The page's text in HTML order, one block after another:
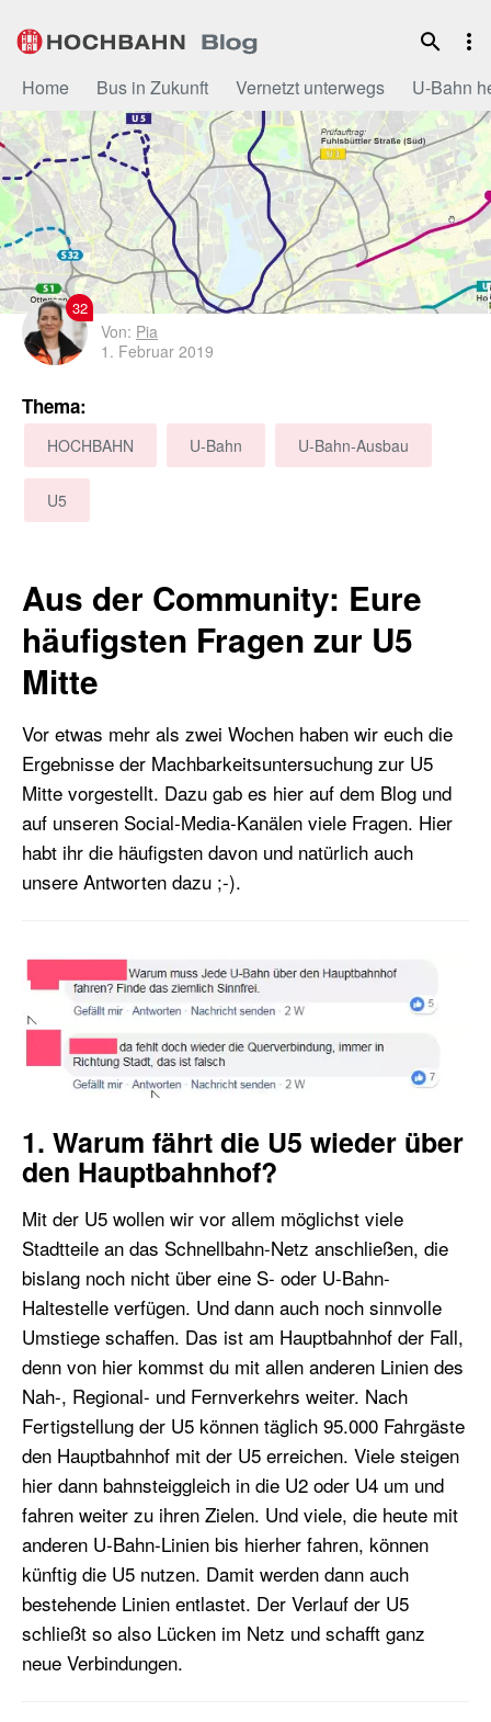
Inhalt
Home Bus in Zukunft Vernetzt unterwegs U-Bahn
32
Von: Pia
1. Februar 2019
Thema:
HOCHBAHN U-Bahn U-Bahn-Ausbau
U5
Aus der Community: Eure
häufigsten Fragen zur U5
Mitte
Vor etwas mehr als zwei Wochen haben wir euch die
Ergebnisse der Machbarkeitsuntersuchung zur U5
Mitte vorgestellt. Dazu gab es hier auf dem Blog und
auf unseren Social-Media-Kanälen viele Fragen. Hier
habt ihr die häufigsten davon und natürlich auch
unsere Antworten dazu ;-).
1. Warum fährt die U5 wieder über
den Hauptbahnhof?
Mit der U5 wollen wir vor allem möglichst viele
Stadtteile an das Schnellbahn-Netz anschließen, die
bislang noch nicht über eine S- oder U-Bahn-
Haltestelle verfügen. Und dann auch noch sinnvolle
Umstiege schaffen. Das ist am Hauptbahnhof der Fall,
denn von hier kommst du mit allen anderen Linien des
Nah-, Regional- und Fernverkehrs weiter. Nach
Fertigstellung der U5 können täglich 95.000 Fahrgäste
den Hauptbahnhof mit der U5 erreichen. Viele steigen
hier dann bahnsteiggleich in die U2 oder U4 um und
fahren weiter zu ihren Zielen. Und viele, die heute mit
anderen U-Bahn-Linien bis hierher fahren, können
künftig die U5 nutzen. Damit werden dann auch
bestehende Linien entlastet. Der Verlauf der U5
schließt so also Lücken im Netz und schafft ganz
neue Verbindungen.